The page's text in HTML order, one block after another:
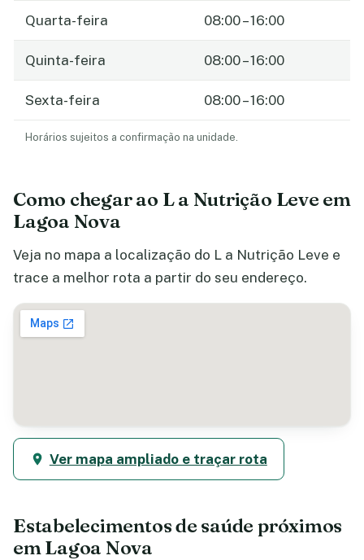
Quarta-feira 08:00 – 16:00
Quinta-feira 08:00 – 16:00
Sexta-feira 08:00 – 16:00
Horários sujeitos a confirmação na unidade.
Como chegar ao L a Nutrição Leve em
Lagoa Nova
Veja no mapa a localização do L a Nutrição Leve e
trace a melhor rota a partir do seu endereço.
Ver mapa ampliado e traçar rota
Estabelecimentos de saúde próximos
em Lagoa Nova